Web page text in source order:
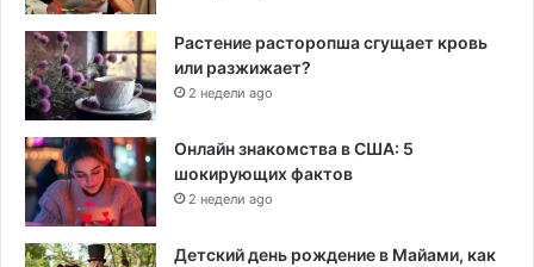
Растение расторопша сгущает кровь
или разжижает?
2 недели ago
Онлайн знакомства в США: 5
шокирующих фактов
2 недели ago
Детский день рождение в Майами, как